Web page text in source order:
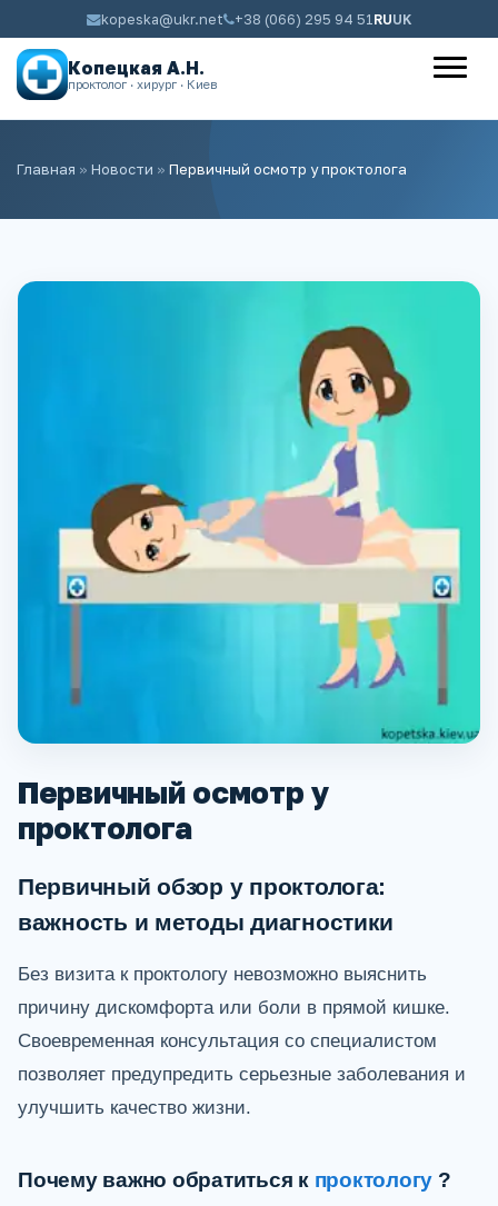
kopeska@ukr.net +38 (066) 295 94 51RUUK
Копецкая А.Н.
проктолог · хирург · Киев
Главная » Новости » Первичный осмотр у проктолога
Первичный осмотр у
проктолога
Первичный обзор у проктолога:
важность и методы диагностики
Без визита к проктологу невозможно выяснить
причину дискомфорта или боли в прямой кишке.
Своевременная консультация со специалистом
позволяет предупредить серьезные заболевания и
улучшить качество жизни.
Почему важно обратиться к проктологу ?